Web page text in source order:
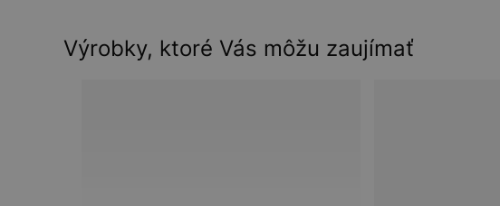
Výrobky, ktoré Vás môžu zaujímať